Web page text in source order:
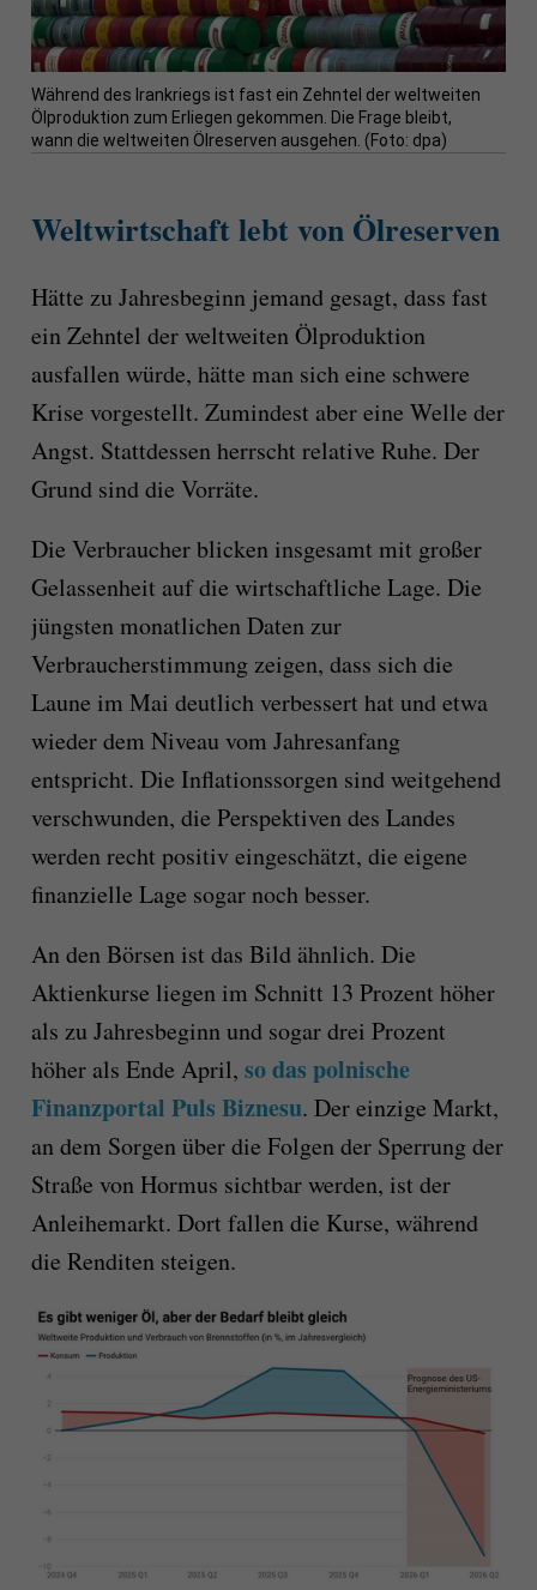
Während des Irankriegs ist fast ein Zehntel der weltweiten
Ölproduktion zum Erliegen gekommen. Die Frage bleibt,
wann die weltweiten Ölreserven ausgehen. (Foto: dpa)
Weltwirtschaft lebt von Ölreserven
Hätte zu Jahresbeginn jemand gesagt, dass fast
ein Zehntel der weltweiten Ölproduktion
ausfallen würde, hätte man sich eine schwere
Krise vorgestellt. Zumindest aber eine Welle der
Angst. Stattdessen herrscht relative Ruhe. Der
Grund sind die Vorräte.
Die Verbraucher blicken insgesamt mit großer
Gelassenheit auf die wirtschaftliche Lage. Die
jüngsten monatlichen Daten zur
Verbraucherstimmung zeigen, dass sich die
Laune im Mai deutlich verbessert hat und etwa
wieder dem Niveau vom Jahresanfang
entspricht. Die Inflationssorgen sind weitgehend
verschwunden, die Perspektiven des Landes
werden recht positiv eingeschätzt, die eigene
finanzielle Lage sogar noch besser.
An den Börsen ist das Bild ähnlich. Die
Aktienkurse liegen im Schnitt 13 Prozent höher
als zu Jahresbeginn und sogar drei Prozent
höher als Ende April, so das polnische
Finanzportal Puls Biznesu. Der einzige Markt,
an dem Sorgen über die Folgen der Sperrung der
Straße von Hormus sichtbar werden, ist der
Anleihemarkt. Dort fallen die Kurse, während
die Renditen steigen.